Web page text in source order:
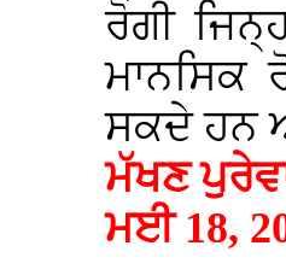
ਰੋਗੀ
ਮਾਨਸਿਕ
ਸਕਦੇ ਹਨ
ਮੱਖਣ
ਮਈ 18,